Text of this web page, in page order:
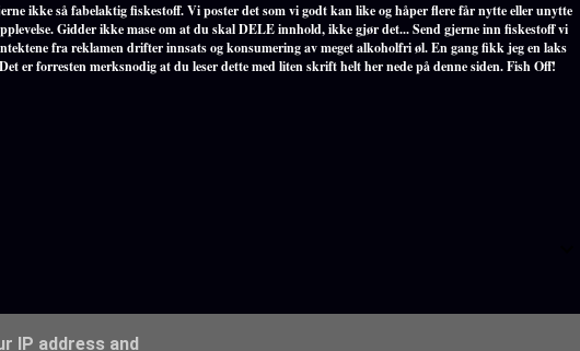
ikke så fabelaktig fiskestoff. Vi poster det som vi godt kan like og håper flere får nytte eller unytte
Gidder ikke mase om at du skal DELE innhold, ikke gjør det... Send gjerne inn fiskestoff vi
fra reklamen drifter innsats og konsumering av meget alkoholfri øl. En gang fikk jeg en laks
er forresten merksnodig at du leser dette med liten skrift helt her nede på denne siden. Fish Off!
IP address and